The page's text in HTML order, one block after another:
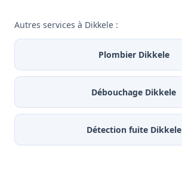
Autres services à Dikkele :
Plombier Dikkele
Débouchage Dikkele
Détection fuite Dikkele